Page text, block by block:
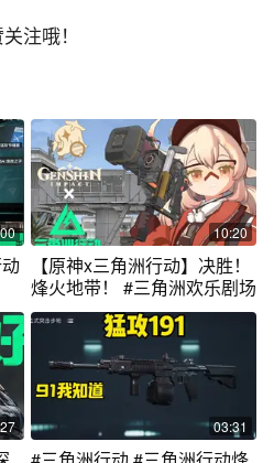
注哦！
10:20
【原神x三角洲行动】决胜！
烽火地带！ #三角洲欢乐剧场
03:31